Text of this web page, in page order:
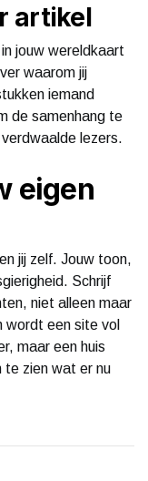
artikel
jouw wereldkaart
waarom jij
iemand
de samenhang te
lezers.
eigen
jij zelf. Jouw toon,
Schrijf
niet alleen maar
wordt een site vol
maar een huis
te zien wat er nu